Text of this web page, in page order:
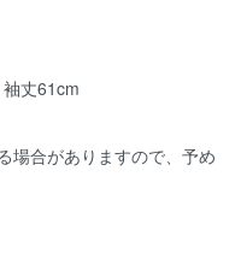
丈61cm
場合がありますので、予め